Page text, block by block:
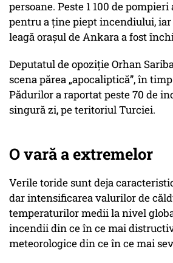
persoane. Peste 1 100 de
pentru a ține piept incendiului, iar
leagă orașul de Ankara a fost
Deputatul de opoziție Orhan
scena părea „apocaliptică”, în
Pădurilor a raportat peste 70 de
singură zi, pe teritoriul Turciei.
O vară a extremelor
Verile toride sunt deja
dar intensificarea valurilor de
temperaturilor medii la nivel
incendii din ce în ce mai
meteorologice din ce în ce mai